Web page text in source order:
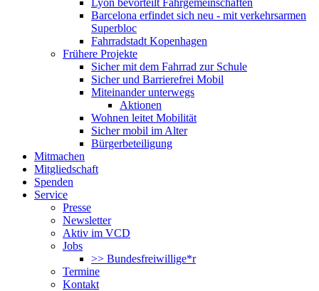
Lyon bevorteilt Fahrgemeinschaften
Barcelona erfindet sich neu - mit verkehrsarmen
Superbloc
Fahrradstadt Kopenhagen
Frühere Projekte
Sicher mit dem Fahrrad zur Schule
Sicher und Barrierefrei Mobil
Miteinander unterwegs
Aktionen
Wohnen leitet Mobilität
Sicher mobil im Alter
Bürgerbeteiligung
Mitmachen
Mitgliedschaft
Spenden
Service
Presse
Newsletter
Aktiv im VCD
Jobs
>> Bundesfreiwillige*r
Termine
Kontakt